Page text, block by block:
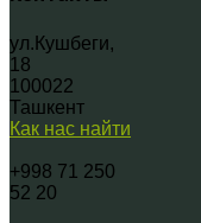
ул.Кушбеги,
18
100022
Ташкент
Как нас найти
+998 71 250
52 20